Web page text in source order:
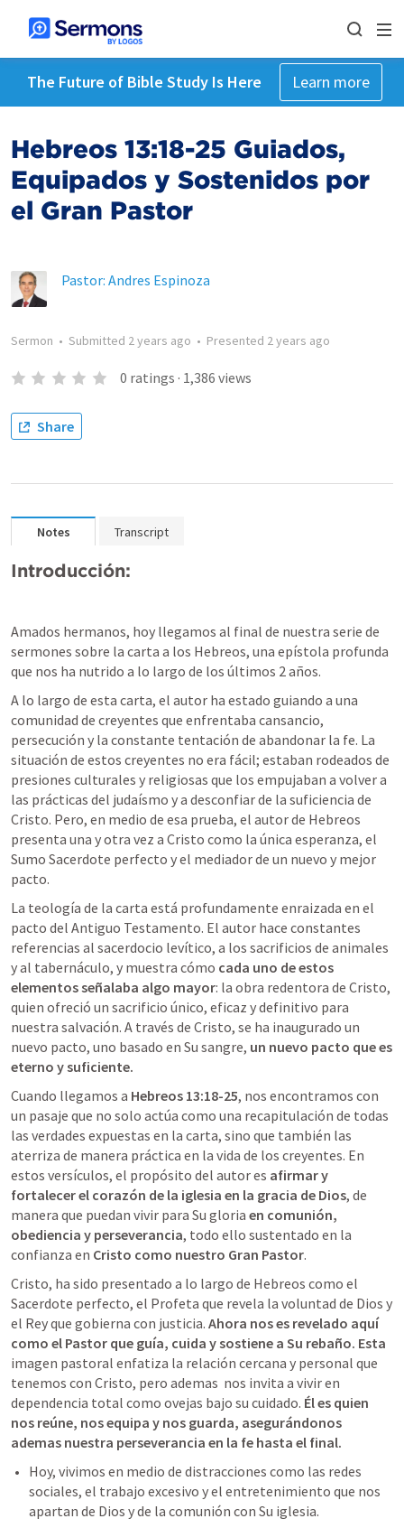
The Future of Bible Study Is Here Learn more
Hebreos 13:18-25 Guiados,
Equipados y Sostenidos por
el Gran Pastor
Pastor: Andres Espinoza
Sermon • Submitted 2 years ago • Presented 2 years ago
0 ratings · 1,386 views
Share
Notes Transcript
Introducción:
Amados hermanos, hoy llegamos al final de nuestra serie de
sermones sobre la carta a los Hebreos, una epístola profunda
que nos ha nutrido a lo largo de los últimos 2 años.
A lo largo de esta carta, el autor ha estado guiando a una
comunidad de creyentes que enfrentaba cansancio,
persecución y la constante tentación de abandonar la fe. La
situación de estos creyentes no era fácil; estaban rodeados de
presiones culturales y religiosas que los empujaban a volver a
las prácticas del judaísmo y a desconfiar de la suficiencia de
Cristo. Pero, en medio de esa prueba, el autor de Hebreos
presenta una y otra vez a Cristo como la única esperanza, el
Sumo Sacerdote perfecto y el mediador de un nuevo y mejor
pacto.
La teología de la carta está profundamente enraizada en el
pacto del Antiguo Testamento. El autor hace constantes
referencias al sacerdocio levítico, a los sacrificios de animales
y al tabernáculo, y muestra cómo cada uno de estos
elementos señalaba algo mayor: la obra redentora de Cristo,
quien ofreció un sacrificio único, eficaz y definitivo para
nuestra salvación. A través de Cristo, se ha inaugurado un
nuevo pacto, uno basado en Su sangre, un nuevo pacto que es
eterno y suficiente.
Cuando llegamos a Hebreos 13:18-25, nos encontramos con
un pasaje que no solo actúa como una recapitulación de todas
las verdades expuestas en la carta, sino que también las
aterriza de manera práctica en la vida de los creyentes. En
estos versículos, el propósito del autor es afirmar y
fortalecer el corazón de la iglesia en la gracia de Dios, de
manera que puedan vivir para Su gloria en comunión,
obediencia y perseverancia, todo ello sustentado en la
confianza en Cristo como nuestro Gran Pastor.
Cristo, ha sido presentado a lo largo de Hebreos como el
Sacerdote perfecto, el Profeta que revela la voluntad de Dios y
el Rey que gobierna con justicia. Ahora nos es revelado aquí
como el Pastor que guía, cuida y sostiene a Su rebaño. Esta
imagen pastoral enfatiza la relación cercana y personal que
tenemos con Cristo, pero ademas  nos invita a vivir en
dependencia total como ovejas bajo su cuidado. Él es quien
nos reúne, nos equipa y nos guarda, asegurándonos
ademas nuestra perseverancia en la fe hasta el final.
Hoy, vivimos en medio de distracciones como las redes
sociales, el trabajo excesivo y el entretenimiento que nos
apartan de Dios y de la comunión con Su iglesia.